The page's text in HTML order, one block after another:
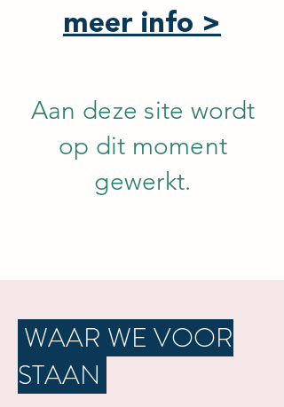
meer info >
Aan deze site wordt
op dit moment
gewerkt.
WAAR WE VOOR
STAAN